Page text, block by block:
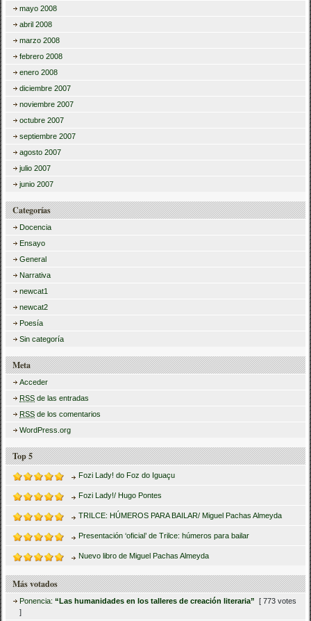
mayo 2008
abril 2008
marzo 2008
febrero 2008
enero 2008
diciembre 2007
noviembre 2007
octubre 2007
septiembre 2007
agosto 2007
julio 2007
junio 2007
Categorías
Docencia
Ensayo
General
Narrativa
newcat1
newcat2
Poesía
Sin categoría
Meta
Acceder
RSS de las entradas
RSS de los comentarios
WordPress.org
Top 5
Fozi Lady! do Foz do Iguaçu
Fozi Lady!/ Hugo Pontes
TRILCE: HÚMEROS PARA BAILAR/ Miguel Pachas Almeyda
Presentación ‘oficial’ de Trilce: húmeros para bailar
Nuevo libro de Miguel Pachas Almeyda
Más votados
Ponencia:“Las humanidades en los talleres de creación literaria”
[ 773 votes
]